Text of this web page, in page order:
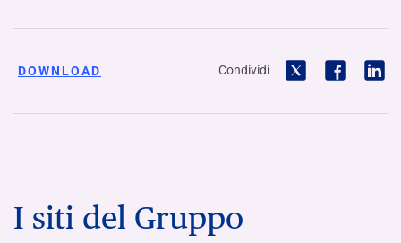
DOWNLOAD Condividi
I siti del Gruppo